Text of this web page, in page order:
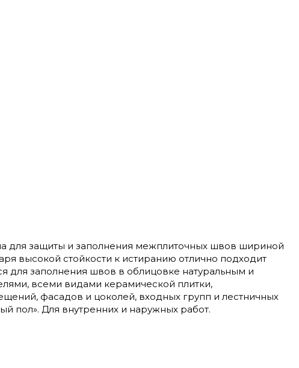
защиты и заполнения межплиточных швов шириной
высокой стойкости к истиранию отлично подходит
для заполнения швов в облицовке натуральным и
всеми видами керамической плитки,
фасадов и цоколей, входных групп и лестничных
пол». Для внутренних и наружных работ.